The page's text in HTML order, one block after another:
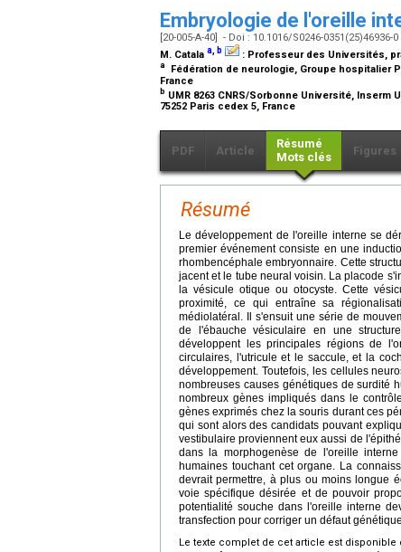
Embryologie de l'oreille
[20-005-A-40] - Doi : 10.1016/S0246-0351(25)46936-0
M. Catala a, b : Professeur des Universités,
a
Fédération de neurologie, Groupe hospitalier
France
b UMR 8263 CNRS/Sorbonne Université, Inserm
75252 Paris cedex 5, France
PDF Article
Résumé
Mots clés
Figures
Résumé
Le développement de l'oreille interne se
premier événement consiste en une
rhombencéphale embryonnaire. Cette
jacent et le tube neural voisin. La placode
la vésicule otique ou otocyste. Cette
proximité, ce qui entraîne sa
médiolatéral. Il s'ensuit une série de
de l'ébauche vésiculaire en une
développent les principales régions de
circulaires, l'utricule et le saccule, et la
développement. Toutefois, les cellules
nombreuses causes génétiques de surdité
nombreux gènes impliqués dans le
gènes exprimés chez la souris durant ces
qui sont alors des candidats pouvant
vestibulaire proviennent eux aussi de
dans la morphogenèse de l'oreille
humaines touchant cet organe. La
devrait permettre, à plus ou moins longue
voie spécifique désirée et de pouvoir
potentialité souche dans l'oreille interne
transfection pour corriger un défaut
Le texte complet de cet article est disponible